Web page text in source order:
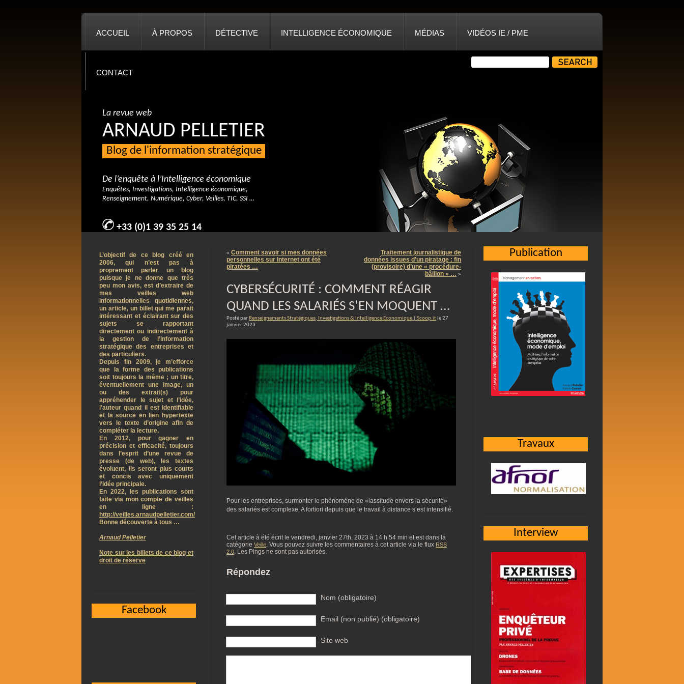
ACCUEIL À PROPOS DÉTECTIVE INTELLIGENCE ÉCONOMIQUE MÉDIAS VIDÉOS IE / PME
CONTACT
La revue web
ARNAUD PELLETIER
Blog de l'information stratégique
De l’enquête à l’Intelligence économique
Enquêtes, Investigations, Intelligence économique,
Renseignement, Numérique, Cyber, Veilles, TIC, SSI …
+33 (0)1 39 35 25 14
« Comment savoir si mes données
personnelles sur Internet ont été
piratées …
Traitement journalistique de
données issues d’un piratage : fin
(provisoire) d’une « procédure-
bâillon » … »
CYBERSÉCURITÉ : COMMENT RÉAGIR
QUAND LES SALARIÉS S’EN MOQUENT …
Posté par Renseignements Stratégiques, Investigations & Intelligence Economique | Scoop.it le 27
janvier 2023
Pour les entreprises, surmonter le phénomène de «lassitude envers la sécurité»
des salariés est complexe. A fortiori depuis que le travail à distance s’est intensifié.
Cet article à été écrit le vendredi, janvier 27th, 2023 à 14 h 54 min et est dans la
catégorie Veille . Vous pouvez suivre les commentaires à cet article via le flux RSS
2.0 . Les Pings ne sont pas autorisés.
Répondez
Nom (obligatoire)
Email (non publié) (obligatoire)
Site web
Publication
Travaux
Interview
L’objectif de ce blog créé en
2006, qui n’est pas à
proprement parler un blog
puisque je ne donne que très
peu mon avis, est d’extraire de
mes veilles web
informationnelles quotidiennes,
un article, un billet qui me parait
intéressant et éclairant sur des
sujets se rapportant
directement ou indirectement à
la gestion de l’information
stratégique des entreprises et
des particuliers.
Depuis fin 2009, je m’efforce
que la forme des publications
soit toujours la même ; un titre,
éventuellement une image, un
ou des extrait(s) pour
appréhender le sujet et l’idée,
l’auteur quand il est identifiable
et la source en lien hypertexte
vers le texte d’origine afin de
compléter la lecture.
En 2012, pour gagner en
précision et efficacité, toujours
dans l’esprit d’une revue de
presse (de web), les textes
évoluent, ils seront plus courts
et concis avec uniquement
l’idée principale.
En 2022, les publications sont
faite via mon compte de veilles
en ligne :
http://veilles.arnaudpelletier.com/
Bonne découverte à tous …
Arnaud Pelletier
Note sur les billets de ce blog et
droit de réserve
Facebook